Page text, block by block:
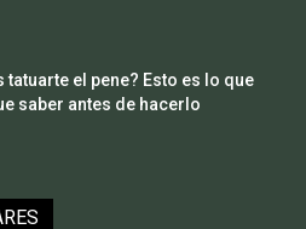
tatuarte el pene? Esto es lo que
saber antes de hacerlo